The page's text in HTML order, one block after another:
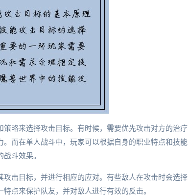
略来选择攻击目标。有时候，需要优先攻击对方的治疗
而在单人战斗中，玩家可以根据自身的职业特点和技能
斗效果。
击目标，并进行相应的应对。有些敌人在攻击时会选择
点来保护队友，并对敌人进行有效的反击。